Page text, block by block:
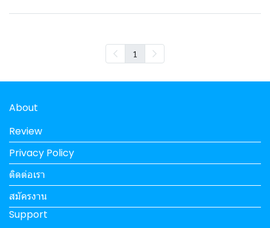
1
About
Review
Privacy Policy
ติดต่อเรา
สมัครงาน
Support